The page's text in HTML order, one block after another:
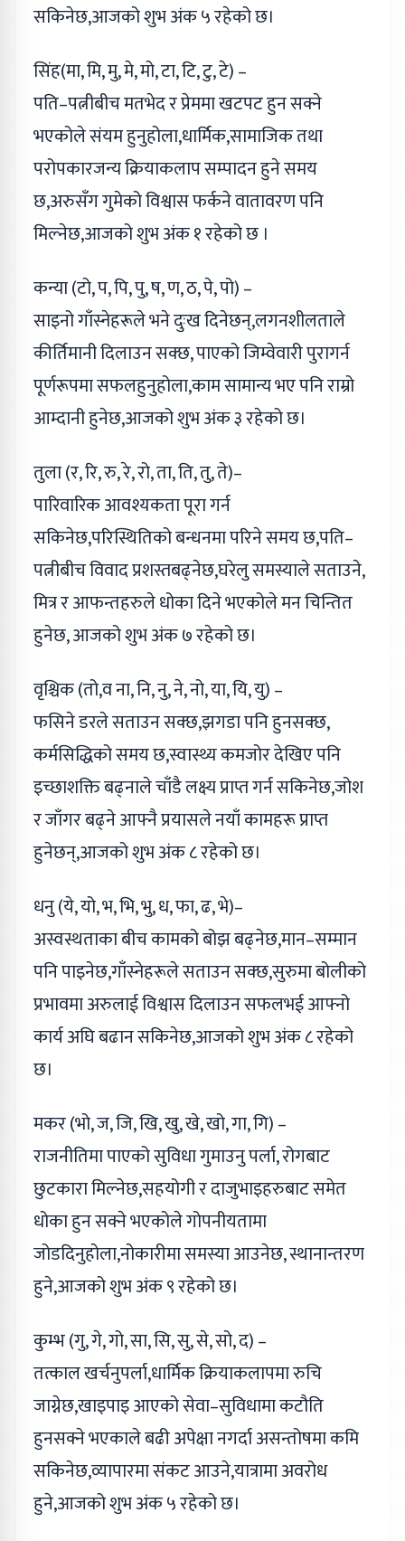
सकिनेछ,आजको शुभ अंक ५ रहेको छ।
सिंह(मा, मि, मु, मे, मो, टा, टि, टु, टे) –
पति–पत्नीबीच मतभेद र प्रेममा खटपट हुन सक्ने
भएकोले संयम हुनुहोला,धार्मिक,सामाजिक तथा
परोपकारजन्य क्रियाकलाप सम्पादन हुने समय
छ,अरुसँग गुमेको विश्वास फर्कने वातावरण पनि
मिल्नेछ,आजको शुभ अंक १ रहेको छ ।
कन्या (टो, प, पि, पु, ष, ण, ठ, पे, पो) –
साइनो गाँस्नेहरूले भने दुःख दिनेछन्,लगनशीलताले
कीर्तिमानी दिलाउन सक्छ, पाएको जिम्वेवारी पुरागर्न
पूर्णरूपमा सफलहुनुहोला,काम सामान्य भए पनि राम्रो
आम्दानी हुनेछ,आजको शुभ अंक ३ रहेको छ।
तुला (र, रि, रु, रे, रो, ता, ति, तु, ते)–
पारिवारिक आवश्यकता पूरा गर्न
सकिनेछ,परिस्थितिको बन्धनमा परिने समय छ,पति–
पत्नीबीच विवाद प्रशस्तबढ्नेछ,घरेलु समस्याले सताउने,
मित्र र आफन्तहरुले धोका दिने भएकोले मन चिन्तित
हुनेछ, आजको शुभ अंक ७ रहेको छ।
वृश्चिक (तो,व ना, नि, नु, ने, नो, या, यि, यु) –
फसिने डरले सताउन सक्छ,झगडा पनि हुनसक्छ,
कर्मसिद्धिको समय छ,स्वास्थ्य कमजोर देखिए पनि
इच्छाशक्ति बढ्नाले चाँडै लक्ष्य प्राप्त गर्न सकिनेछ,जोश
र जाँगर बढ्ने आफ्नै प्रयासले नयाँ कामहरू प्राप्त
हुनेछन्,आजको शुभ अंक ८ रहेको छ।
धनु (ये, यो, भ, भि, भु, ध, फा, ढ, भे)–
अस्वस्थताका बीच कामको बोझ बढ्नेछ,मान–सम्मान
पनि पाइनेछ,गाँस्नेहरूले सताउन सक्छ,सुरुमा बोलीको
प्रभावमा अरुलाई विश्वास दिलाउन सफलभई आफ्नो
कार्य अघि बढान सकिनेछ,आजको शुभ अंक ८ रहेको
छ।
मकर (भो, ज, जि, खि, खु, खे, खो, गा, गि) –
राजनीतिमा पाएको सुविधा गुमाउनु पर्ला, रोगबाट
छुटकारा मिल्नेछ,सहयोगी र दाजुभाइहरुबाट समेत
धोका हुन सक्ने भएकोले गोपनीयतामा
जोडदिनुहोला,नोकारीमा समस्या आउनेछ, स्थानान्तरण
हुने,आजको शुभ अंक ९ रहेको छ।
कुम्भ (गु, गे, गो, सा, सि, सु, से, सो, द) –
तत्काल खर्चनुपर्ला,धार्मिक क्रियाकलापमा रुचि
जाग्नेछ,खाइपाइ आएको सेवा–सुविधामा कटौति
हुनसक्ने भएकाले बढी अपेक्षा नगर्दा असन्तोषमा कमि
सकिनेछ,व्यापारमा संकट आउने,यात्रामा अवरोध
हुने,आजको शुभ अंक ५ रहेको छ।